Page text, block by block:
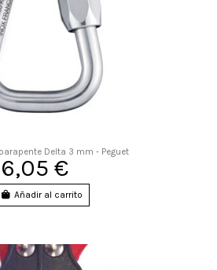
Delta 3 mm - Peguet
6,05 €
Añadir al carrito